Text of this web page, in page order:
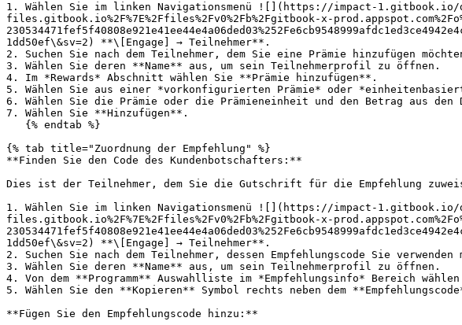
1. Wählen Sie im linken Navigationsmenü ![](https://impact-1.gitbook.io/
files.gitbook.io%2F%7E%2Ffiles%2Fv0%2Fb%2Fgitbook-x-
1dd50ef\&sv=2) **\[Engage] → Teilnehmer**.
2. Suchen Sie nach dem Teilnehmer, dem Sie eine Prämie hinzufügen
3. Wählen Sie deren **Name** aus, um sein Teilnehmerprofil zu öffnen.
4. Im *Rewards* Abschnitt wählen Sie **Prämie hinzufügen**.
5. Wählen Sie aus einer *vorkonfigurierten Prämie* oder
6. Wählen Sie die Prämie oder die Prämieneinheit und den Betrag aus den
7. Wählen Sie **Hinzufügen**.
{% tab title="Zuordnung der Empfehlung" %}
**Finden Sie den Code des Kundenbotschafters:**
Dies ist der Teilnehmer, dem Sie die Gutschrift für die Empfehlung
1. Wählen Sie im linken Navigationsmenü ![](https://impact-1.gitbook.io/
files.gitbook.io%2F%7E%2Ffiles%2Fv0%2Fb%2Fgitbook-x-
1dd50ef\&sv=2) **\[Engage] → Teilnehmer**.
2. Suchen Sie nach dem Teilnehmer, dessen Empfehlungscode Sie verwenden
3. Wählen Sie deren **Name** aus, um sein Teilnehmerprofil zu öffnen.
4. Von dem **Programm** Auswahlliste im *Empfehlungsinfo* Bereich
5. Wählen Sie den **Kopieren** Symbol rechts neben dem
**Fügen Sie den Empfehlungscode hinzu:**